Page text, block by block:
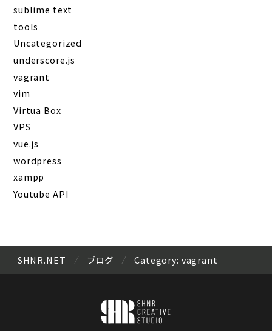
sublime text
tools
Uncategorized
underscore.js
vagrant
vim
Virtua Box
VPS
vue.js
wordpress
xampp
Youtube API
SHNR.NET ブログ Category: vagrant